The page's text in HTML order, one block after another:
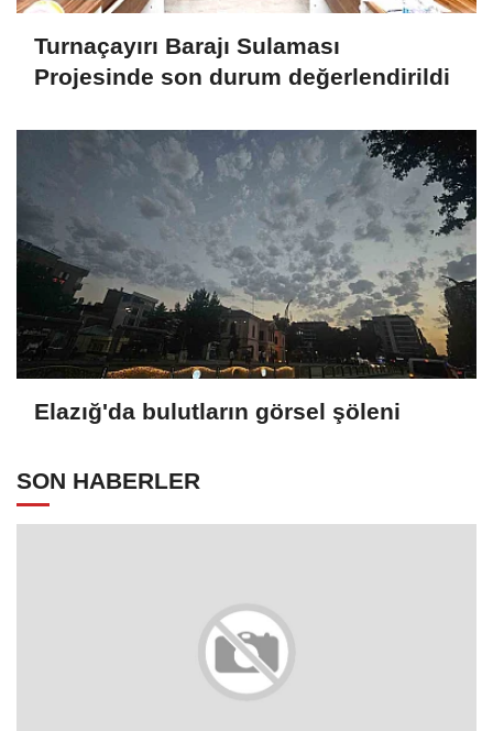
Turnaçayırı Barajı Sulaması
Projesinde son durum değerlendirildi
Elazığ'da bulutların görsel şöleni
SON HABERLER